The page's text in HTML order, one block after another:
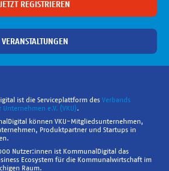
JETZT REGISTRIEREN
VERANSTALTUNGEN
ist die Serviceplattform des Verbands
e.V. (VKU).
können VKU-Mitgliedsunternehmen,
Produktpartner und Startups in
Nutzer:innen ist KommunalDigital das
Ecosystem für die Kommunalwirtschaft im
Raum.